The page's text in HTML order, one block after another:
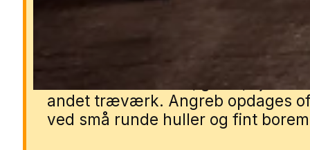
gnaver små gange, mens de
kan svække møbler, gulve, bjælker
andet træværk. Angreb opdages
ved små runde huller og fint